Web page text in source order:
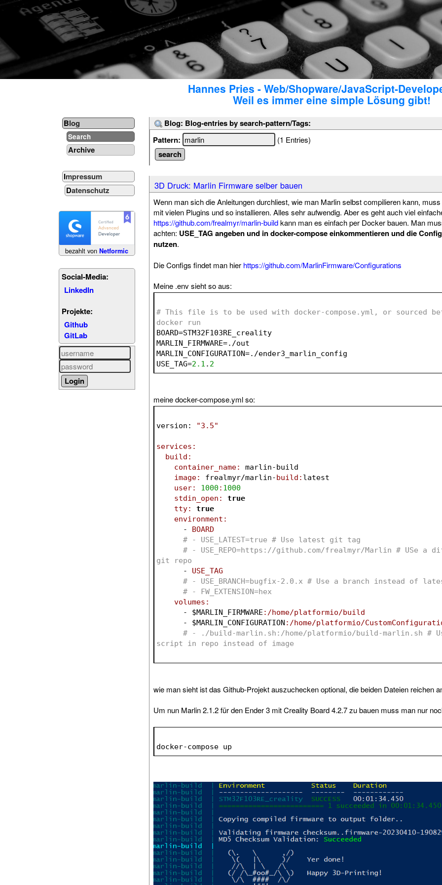
Hannes Pries - Web/Shopware/JavaScript-
Weil es immer eine simple Lösung gibt!
Blog
Search
Archive
Impressum
Datenschutz
bezahlt vonNetformic
Social-Media:
LinkedIn
Projekte:
Github
GitLab
Blog: Blog-entries by search-pattern/Tags:
Pattern:
(1 Entries)
3D Druck: Marlin Firmware selber bauen
Wenn man sich die Anleitungen durchliest, wie man Marlin selbst compilieren kann,
mit vielen Plugins und so installieren. Alles sehr aufwendig. Aber es geht auch viel
https://github.com/frealmyr/marlin-buildkann man es einfach per Docker bauen. Man
achten: USE_TAG angeben und in docker-compose einkommentieren und die
nutzen.
Die Configs findet man hier https://github.com/MarlinFirmware/Configurations
Meine .env sieht so aus:
# This file is to be used with docker-compose.yml, or sourced
docker run
BOARD=STM32F103RE_creality
MARLIN_FIRMWARE=./out
MARLIN_CONFIGURATION=./ender3_marlin_config
USE_TAG=2.1 . 2
meine docker-compose.yml so:
version : "3.5"
services:
build:
container_name:
marlin-build
image:
frealmyr/marlin-build: latest
user:
1000 : 1000
stdin_open:
true
tty:
true
environment:
      -
BOARD
# - USE_LATEST=true # Use latest git tag
# - USE_REPO=https://github.com/frealmyr/Marlin # USe a
git repo
      -
USE_TAG
# - USE_BRANCH=bugfix-2.0.x # Use a branch instead of
# - FW_EXTENSION=hex
volumes:
      -
$MARLIN_FIRMWARE :/home/platformio/build
      -
$MARLIN_CONFIGURATION :/home/platformio/
# - ./build-marlin.sh:/home/platformio/build-marlin.sh #
script in repo instead of image
wie man sieht ist das Github-Projekt auszuchecken optional, die beiden Dateien reichen
Um nun Marlin 2.1.2 für den Ender 3 mit Creality Board 4.2.7 zu bauen muss man nur
docker-compose up